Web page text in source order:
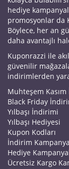
hediye
promosyonlar da
Böylece, her an
daha avantajlı
Kuponrazzi ile
güvenilir
indirimlerden
Muhteşem
Black Friday
Yılbaşı İndirimi
Yılbaşı Hediyesi
Kupon Kodları
İndirim
Hediye
Ücretsiz Kargo